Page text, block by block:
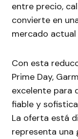
entre precio,
convierte en
mercado
Con esta
Prime Day,
excelente para
fiable y
La oferta está
representa una